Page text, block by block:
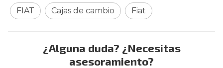
FIAT
Cajas de cambio Fiat
¿Alguna duda? ¿Necesitas
asesoramiento?